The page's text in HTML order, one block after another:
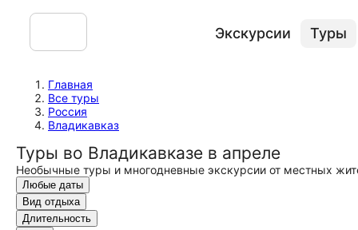
Экскурсии Туры
Главная
Все туры
Россия
Владикавказ
Туры во Владикавказе в апреле
Необычные туры и многодневные экскурсии от местных
Любые даты
Вид отдыха
Длительность